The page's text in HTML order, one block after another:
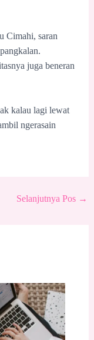
Cimahi, saran
juga beneran
kalau lagi lewat
ngerasain
Selanjutnya Pos →